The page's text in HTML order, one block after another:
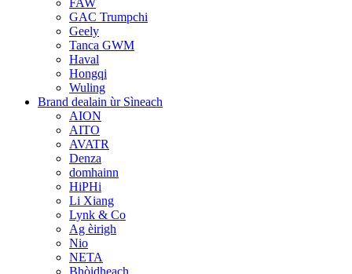
GAC Trumpchi
Geely
Tanca GWM
Haval
Hongqi
Wuling
Brand dealain ùr Sìneach
AION
AITO
AVATR
Denza
domhainn
HiPHi
Li Xiang
Lynk & Co
Ag èirigh
Nio
NETA
Bhòidheach